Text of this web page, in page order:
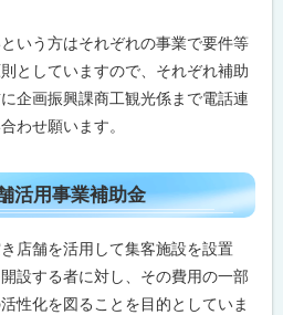
いう方はそれぞれの事業で要件等
としていますので、それぞれ補助
企画振興課商工観光係まで電話連
わせ願います。
活用事業補助金
店舗を活用して集客施設を設置
設する者に対し、その費用の一部
性化を図ることを目的としていま